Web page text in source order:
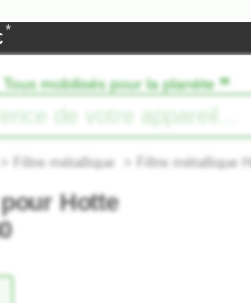
*
mobilisés pour la planète ”
> Filtre métallique > Filtre métallique
Hotte